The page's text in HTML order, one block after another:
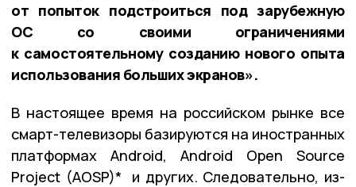
от попыток подстроиться под зарубежную
ОС со своими ограничениями
к самостоятельному созданию нового опыта
использования больших экранов».
В настоящее время на российском рынке все
смарт-телевизоры базируются на иностранных
платформах Android, Android Open Source
Project (AOSP)* и других. Следовательно, из-